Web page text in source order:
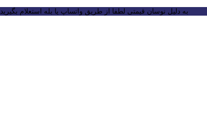
به دلیل نوسان قیمتی لطفا از طریق واتساپ یا بله استعلام بگیرید